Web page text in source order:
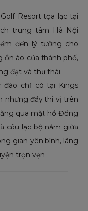
Resort tọa lạc tại
trung tâm Hà Nội
đến lý tưởng cho
ồn ào của thành phố,
đạt và thư thái.
đáo chỉ có tại Kings
nhưng đầy thi vị trên
qua mặt hồ Đồng
câu lạc bộ nằm giữa
gian yên bình, lãng
trọn vẹn.